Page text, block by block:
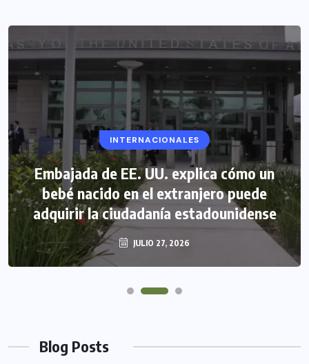
INTERNACIONALES
Embajada de EE. UU. explica cómo un
bebé nacido en el extranjero puede
adquirir la ciudadanía estadounidense
JULIO 27, 2026
Blog Posts